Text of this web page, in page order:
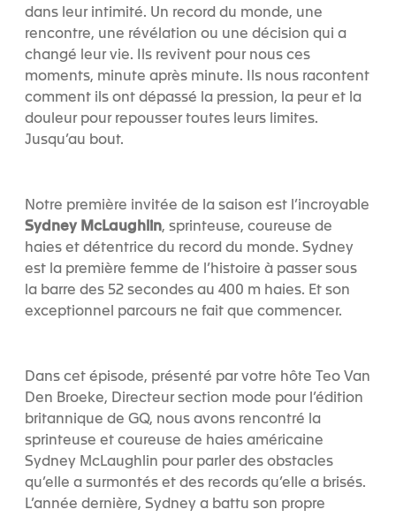
dans leur intimité. Un record du monde, une
rencontre, une révélation ou une décision qui a
changé leur vie. Ils revivent pour nous ces
moments, minute après minute. Ils nous racontent
comment ils ont dépassé la pression, la peur et la
douleur pour repousser toutes leurs limites.
Jusqu’au bout.
Notre première invitée de la saison est l’incroyable
Sydney McLaughlin, sprinteuse, coureuse de
haies et détentrice du record du monde. Sydney
est la première femme de l’histoire à passer sous
la barre des 52 secondes au 400 m haies. Et son
exceptionnel parcours ne fait que commencer.
Dans cet épisode, présenté par votre hôte Teo Van
Den Broeke, Directeur section mode pour l’édition
britannique de GQ, nous avons rencontré la
sprinteuse et coureuse de haies américaine
Sydney McLaughlin pour parler des obstacles
qu’elle a surmontés et des records qu’elle a brisés.
L’année dernière, Sydney a battu son propre